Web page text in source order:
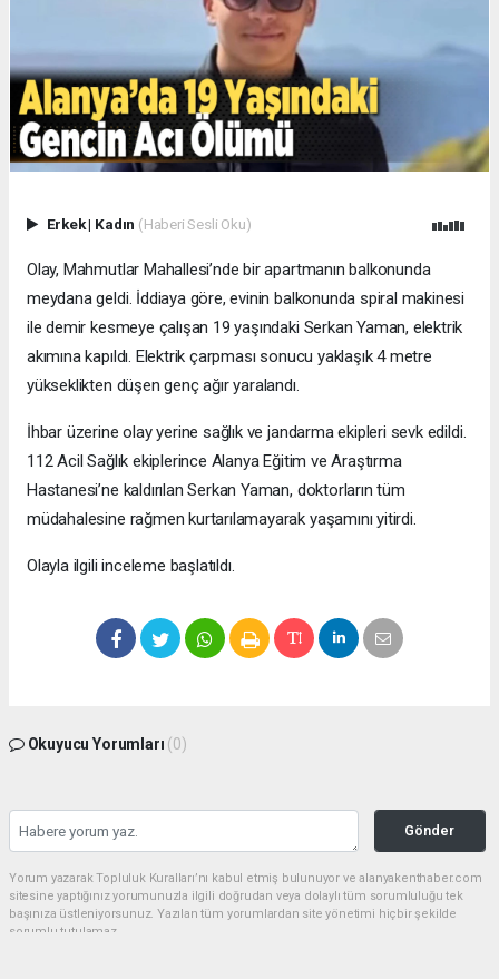
Erkek| Kadın (Haberi Sesli Oku)
Olay, Mahmutlar Mahallesi’nde bir apartmanın balkonunda
meydana geldi. İddiaya göre, evinin balkonunda spiral makinesi
ile demir kesmeye çalışan 19 yaşındaki Serkan Yaman, elektrik
akımına kapıldı. Elektrik çarpması sonucu yaklaşık 4 metre
yükseklikten düşen genç ağır yaralandı.
İhbar üzerine olay yerine sağlık ve jandarma ekipleri sevk edildi.
112 Acil Sağlık ekiplerince Alanya Eğitim ve Araştırma
Hastanesi’ne kaldırılan Serkan Yaman, doktorların tüm
müdahalesine rağmen kurtarılamayarak yaşamını yitirdi.
Olayla ilgili inceleme başlatıldı.
Okuyucu Yorumları (0)
Gönder
Yorum yazarak Topluluk Kuralları’nı kabul etmiş bulunuyor ve alanyakenthaber.com
sitesine yaptığınız yorumunuzla ilgili doğrudan veya dolaylı tüm sorumluluğu tek
başınıza üstleniyorsunuz. Yazılan tüm yorumlardan site yönetimi hiçbir şekilde
sorumlu tutulamaz.